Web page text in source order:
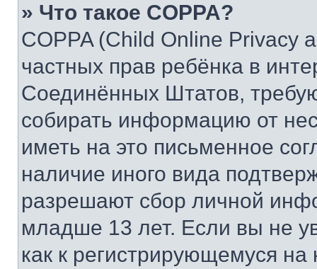
» Что такое COPPA?
COPPA (Child Online Privacy
частных прав ребёнка в
Соединённых Штатов,
собирать информацию от
иметь на это письменное
наличие иного вида
разрешают сбор личной
младше 13 лет. Если вы не
как к регистрирующемуся